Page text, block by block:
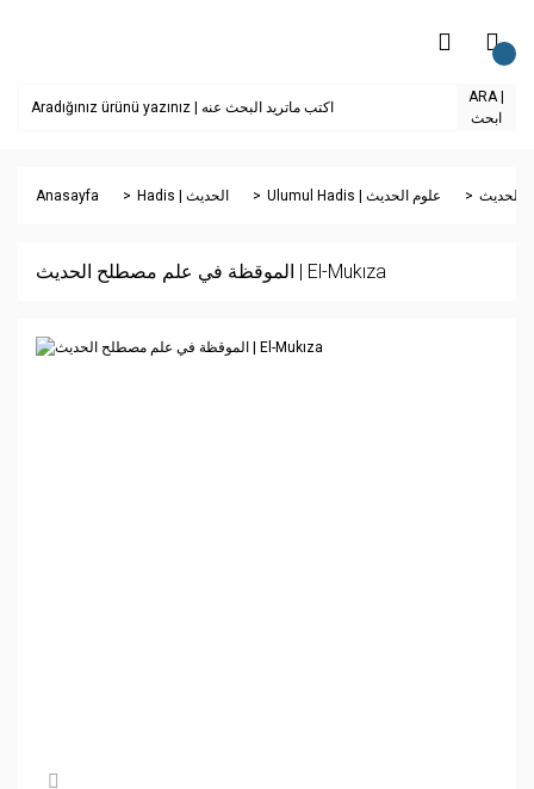
ARA |
ابحث
Anasayfa Hadis | الحديث Ulumul Hadis | علوم الحديث
الموقظة في علم مصطلح الحديث | El-Mukıza